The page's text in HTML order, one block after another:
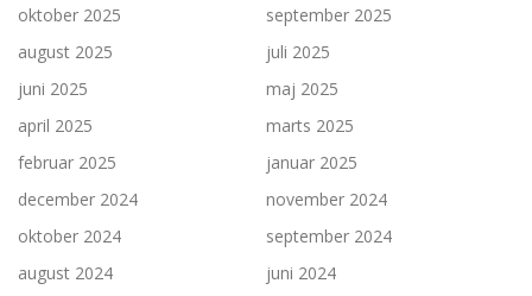
oktober 2025
september 2025
august 2025
juli 2025
juni 2025
maj 2025
april 2025
marts 2025
februar 2025
januar 2025
december 2024
november 2024
oktober 2024
september 2024
august 2024
juni 2024